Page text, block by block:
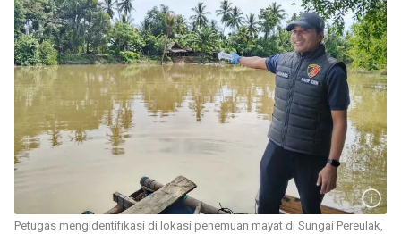
Petugas mengidentifikasi di lokasi penemuan mayat di Sungai Pereulak,